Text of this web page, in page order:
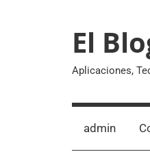
El
Aplicaciones,
admin